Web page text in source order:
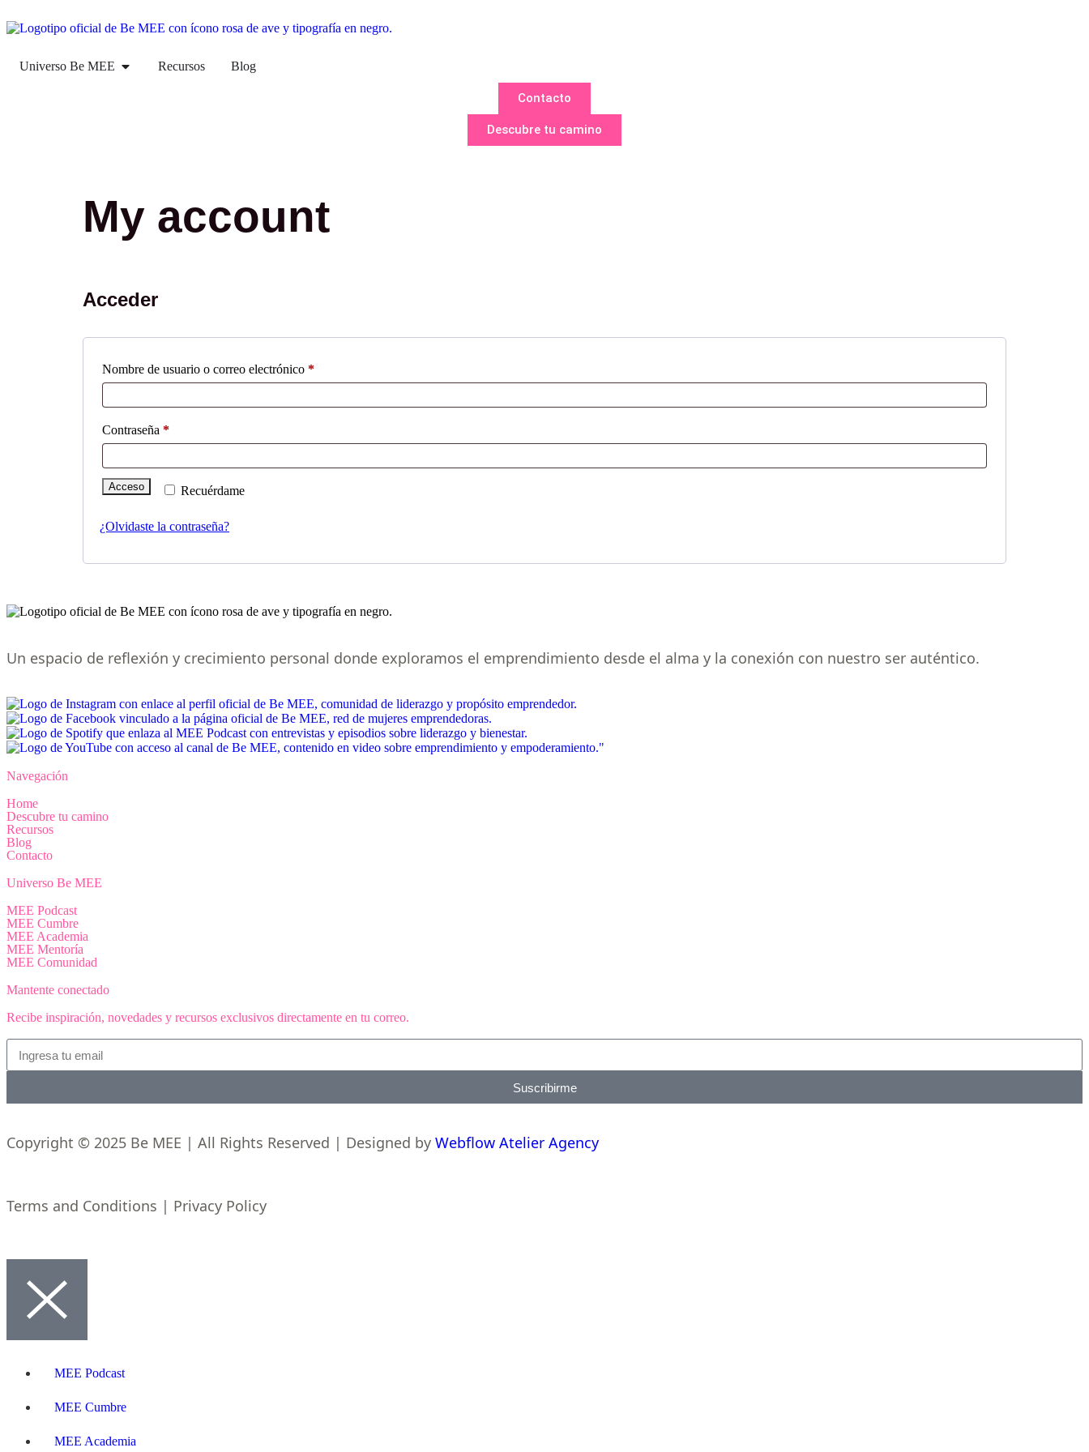
Universo Be MEE Recursos Blog
Contacto
Descubre tu camino
My account
Acceder
Nombre de usuario o correo electrónico *
Contraseña *
Recuérdame
Acceso
¿Olvidaste la contraseña?
Un espacio de reflexión y crecimiento personal donde exploramos el emprendimiento desde el alma y la conexión con nuestro ser auténtico.
Navegación
Home
Descubre tu camino
Recursos
Blog
Contacto
Universo Be MEE
MEE Podcast
MEE Cumbre
MEE Academia
MEE Mentoría
MEE Comunidad
Mantente conectado
Recibe inspiración, novedades y recursos exclusivos directamente en tu correo.
Suscribirme
Copyright © 2025 Be MEE | All Rights Reserved | Designed by Webflow Atelier Agency
Terms and Conditions | Privacy Policy
MEE Podcast
MEE Cumbre
MEE Academia